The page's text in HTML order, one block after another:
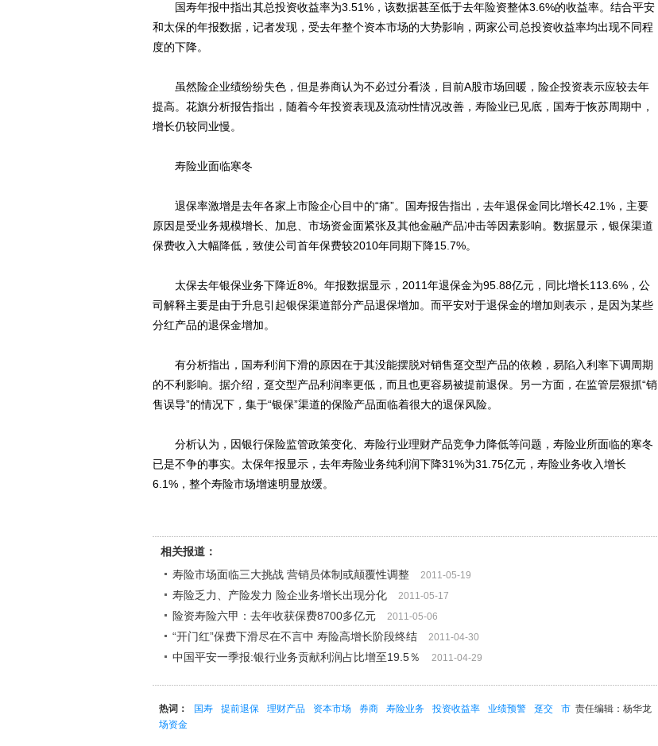
国寿年报中指出其总投资收益率为3.51%，该数据甚至低于去年险资整体3.6%的收益率。结合平安
和太保的年报数据，记者发现，受去年整个资本市场的大势影响，两家公司总投资收益率均出现不同程
度的下降。
虽然险企业绩纷纷失色，但是券商认为不必过分看淡，目前A股市场回暖，险企投资表示应较去年
提高。花旗分析报告指出，随着今年投资表现及流动性情况改善，寿险业已见底，国寿于恢苏周期中，
增长仍较同业慢。
寿险业面临寒冬
退保率激增是去年各家上市险企心目中的“痛”。国寿报告指出，去年退保金同比增长42.1%，主要
原因是受业务规模增长、加息、市场资金面紧张及其他金融产品冲击等因素影响。数据显示，银保渠道
保费收入大幅降低，致使公司首年保费较2010年同期下降15.7%。
太保去年银保业务下降近8%。年报数据显示，2011年退保金为95.88亿元，同比增长113.6%，公
司解释主要是由于升息引起银保渠道部分产品退保增加。而平安对于退保金的增加则表示，是因为某些
分红产品的退保金增加。
有分析指出，国寿利润下滑的原因在于其没能摆脱对销售趸交型产品的依赖，易陷入利率下调周期
的不利影响。据介绍，趸交型产品利润率更低，而且也更容易被提前退保。另一方面，在监管层狠抓“销
售误导”的情况下，集于“银保”渠道的保险产品面临着很大的退保风险。
分析认为，因银行保险监管政策变化、寿险行业理财产品竞争力降低等问题，寿险业所面临的寒冬
已是不争的事实。太保年报显示，去年寿险业务纯利润下降31%为31.75亿元，寿险业务收入增长
6.1%，整个寿险市场增速明显放缓。
相关报道：
寿险市场面临三大挑战 营销员体制或颠覆性调整
2011-05-19
寿险乏力、产险发力 险企业务增长出现分化 2011-05-17
险资寿险六甲：去年收获保费8700多亿元 2011-05-06
“开门红”保费下滑尽在不言中 寿险高增长阶段终结 2011-04-30
中国平安一季报:银行业务贡献利润占比增至19.5％ 2011-04-29
责任编辑：杨华龙
热词： 国寿 提前退保 理财产品 资本市场 券商 寿险业务 投资收益率 业绩预警 趸交
市
场资金